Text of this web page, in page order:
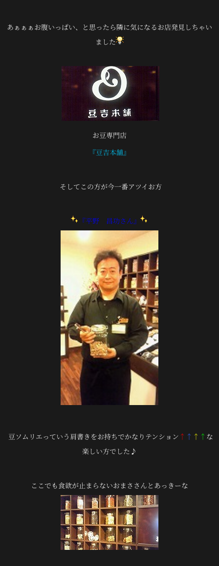
あぁぁぁお腹いっぱい、と思ったら隣に気になるお店発見しちゃい
ました
お豆専門店
『豆吉本舗』
そしてこの方が今一番アツイお方
『平野 昌功さん』
豆ソムリエっていう肩書きをお持ちでかなりテンション ↑ ↑ ↑ ↑ な
楽しい方でした♪
ここでも食欲が止まらないおまささんとあっきーな